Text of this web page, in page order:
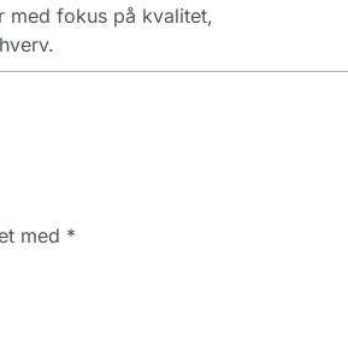
med fokus på kvalitet,
med *